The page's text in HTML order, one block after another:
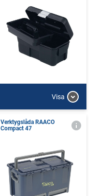
Visa
Verktygslåda RAACO
Compact 47